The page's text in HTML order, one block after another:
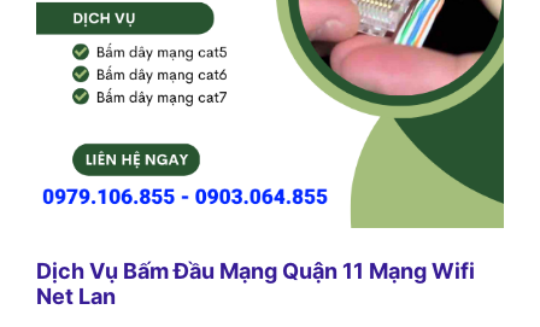
Dịch Vụ Bấm Đầu Mạng Quận 11 Mạng Wifi
Net Lan